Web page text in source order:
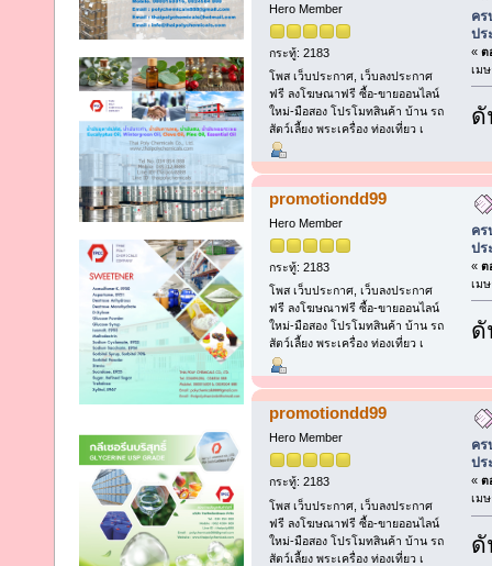
Hero Member
กระทู้: 2183
โพส เว็บประกาศ, เว็บลงประกาศ
ฟรี ลงโฆษณาฟรี ซื้อ-ขายออนไลน์
ใหม่-มือสอง โปรโมทสินค้า บ้าน รถ
สัตว์เลี้ยง พระเครื่อง ท่องเที่ยว เ
คร
ปร
« ต
เม
ดั
promotiondd99
Hero Member
กระทู้: 2183
โพส เว็บประกาศ, เว็บลงประกาศ
ฟรี ลงโฆษณาฟรี ซื้อ-ขายออนไลน์
ใหม่-มือสอง โปรโมทสินค้า บ้าน รถ
สัตว์เลี้ยง พระเครื่อง ท่องเที่ยว เ
คร
ปร
« ต
เม
ดั
promotiondd99
Hero Member
กระทู้: 2183
โพส เว็บประกาศ, เว็บลงประกาศ
ฟรี ลงโฆษณาฟรี ซื้อ-ขายออนไลน์
ใหม่-มือสอง โปรโมทสินค้า บ้าน รถ
สัตว์เลี้ยง พระเครื่อง ท่องเที่ยว เ
คร
ปร
« ต
เม
ดั